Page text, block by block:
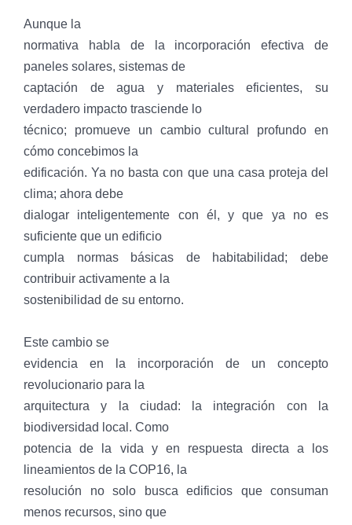
Aunque la
normativa habla de la incorporación efectiva de
paneles solares, sistemas de
captación de agua y materiales eficientes, su
verdadero impacto trasciende lo
técnico; promueve un cambio cultural profundo en
cómo concebimos la
edificación. Ya no basta con que una casa proteja del
clima; ahora debe
dialogar inteligentemente con él, y que ya no es
suficiente que un edificio
cumpla normas básicas de habitabilidad; debe
contribuir activamente a la
sostenibilidad de su entorno.
Este cambio se
evidencia en la incorporación de un concepto
revolucionario para la
arquitectura y la ciudad: la integración con la
biodiversidad local. Como
potencia de la vida y en respuesta directa a los
lineamientos de la COP16, la
resolución no solo busca edificios que consuman
menos recursos, sino que